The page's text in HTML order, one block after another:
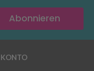
Abonnieren
KONTO